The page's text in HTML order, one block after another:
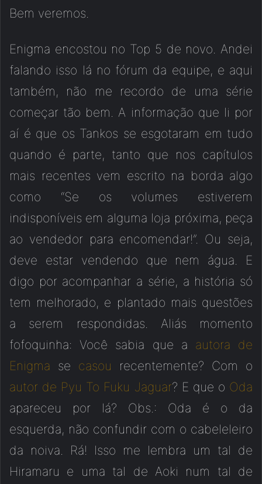
Bem veremos.
Enigma encostou no Top 5 de novo. Andei
falando isso lá no fórum da equipe, e aqui
também, não me recordo de uma série
começar tão bem. A informação que li por
aí é que os Tankos se esgotaram em tudo
quando é parte, tanto que nos capítulos
mais recentes vem escrito na borda algo
como “Se os volumes estiverem
indisponíveis em alguma loja próxima, peça
ao vendedor para encomendar!”. Ou seja,
deve estar vendendo que nem água. E
digo por acompanhar a série, a história só
tem melhorado, e plantado mais questões
a serem respondidas. Aliás momento
fofoquinha: Você sabia que a autora de
Enigma se casou recentemente? Com o
autor de Pyu To Fuku Jaguar? E que o Oda
apareceu por lá? Obs.: Oda é o da
esquerda, não confundir com o cabeleleiro
da noiva. Rá! Isso me lembra um tal de
Hiramaru e uma tal de Aoki num tal de